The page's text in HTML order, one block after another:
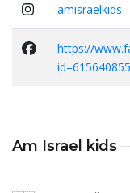
amisraelkids
https://
Am Israel kids